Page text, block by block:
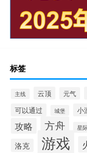
标签
主线 云顶 元气
可以通过 城堡 小
攻略 方舟 星
洛克 游戏